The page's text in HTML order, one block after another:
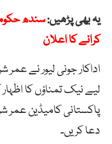
یہ بھی پڑھیں:سندھ
کرانے کا اعلان
اداکار جونی لیور نے
لیے نیک تمناؤں کا
پاکستانی کامیڈین
دعا کریں۔